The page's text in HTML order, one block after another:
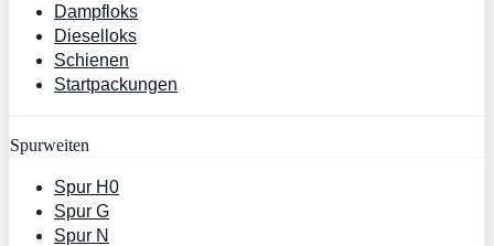
Dampfloks
Dieselloks
Schienen
Startpackungen
Spurweiten
Spur H0
Spur G
Spur N